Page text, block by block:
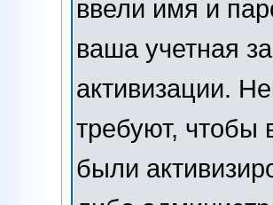
ввели имя и
ваша учетная
активизации.
требуют, чтобы
были